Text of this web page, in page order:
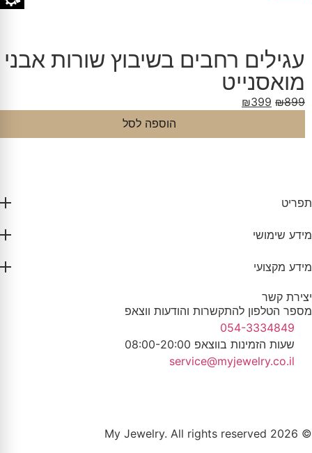
עגילים רחבים בשיבוץ שורות אבני
מואסנייט
₪899
₪399
הוספה לסל
תפריט
מידע שימושי
מידע מקצועי
יצירת קשר
מספר הטלפון להתקשרות והודעות ווצאפ
054-3334849
שעות הזמינות בווצאפ 08:00-20:00
service@myjewelry.co.il
© 2026 My Jewelry. All rights reserved